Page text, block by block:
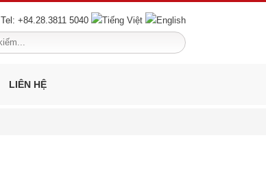
Tel: +84.28.3811 5040
LIÊN HỆ